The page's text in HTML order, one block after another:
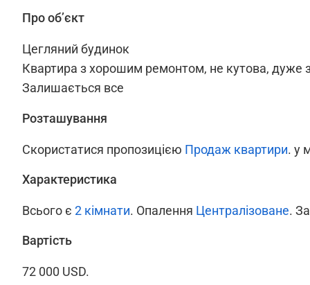
Про об’єкт
Цегляний будинок
Квартира з хорошим ремонтом, не кутова, дуже
Залишається все
Розташування
Скористатися пропозицією Продаж квартири. у
Характеристика
Всього є 2 кімнати. Опалення Централізоване.
Вартість
72 000 USD.